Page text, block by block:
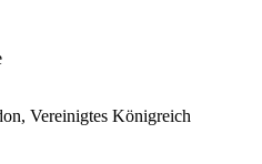
, Vereinigtes Königreich